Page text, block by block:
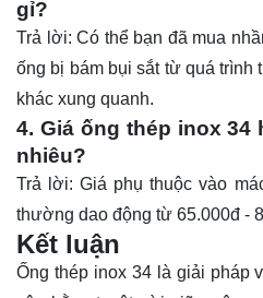
gỉ?
Trả lời: Có thể bạn đã mua
ống bị bám bụi sắt từ quá trình
khác xung quanh.
4. Giá ống thép inox 34
nhiêu?
Trả lời: Giá phụ thuộc vào
thường dao động từ 65.000đ -
Kết luận
Ống thép inox 34 là giải pháp